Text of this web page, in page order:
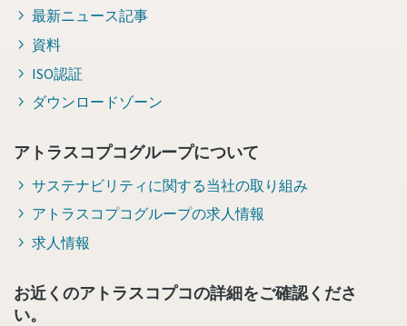
最新ニュース記事
資料
ISO認証
ダウンロードゾーン
アトラスコプコグループについて
サステナビリティに関する当社の取り組み
アトラスコプコグループの求人情報
求人情報
お近くのアトラスコプコの詳細をご確認くださ
い。